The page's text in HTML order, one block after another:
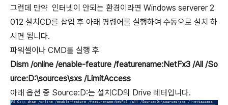
그런데 만약 인터넷이 안되는 환경이라면 Windows serverer 2
012 설치CD를 삽입 후 아래 명령어를 실행하여 수동으로 설치 하
시면 됩니다.
파워셀이나 CMD를 실행 후
Dism /online /enable-feature /featurename:NetFx3 /All /So
urce:D:\sources\sxs /LimitAccess
아래 옵션 중 Source:D:는 설치CD의 Drive 레터입니다.